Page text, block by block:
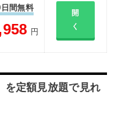
間無料
円
開
く
を定額見放題で見れ